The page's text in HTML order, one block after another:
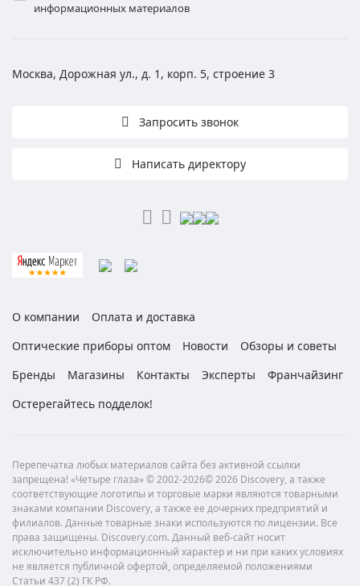
информационных материалов
Москва, Дорожная ул., д. 1, корп. 5, строение 3
Запросить звонок
Написать директору
О компании
Оплата и доставка
Оптические приборы оптом
Новости
Обзоры и советы
Бренды
Магазины Контакты Эксперты
Франчайзинг
Остерегайтесь подделок!
Перепечатка любых материалов сайта без активной ссылки
запрещена! «Четыре глаза» © 2002-2026© 2026 Discovery, а также
соответствующие логотипы и торговые марки являются товарными
знаками компании Discovery, а также ее дочерних предприятий и
филиалов. Данные товарные знаки используются по лицензии. Все
права защищены. Discovery.com. Данный веб-сайт носит
исключительно информационный характер и ни при каких условиях
не является публичной офертой, определяемой положениями
Статьи 437 (2) ГК РФ.